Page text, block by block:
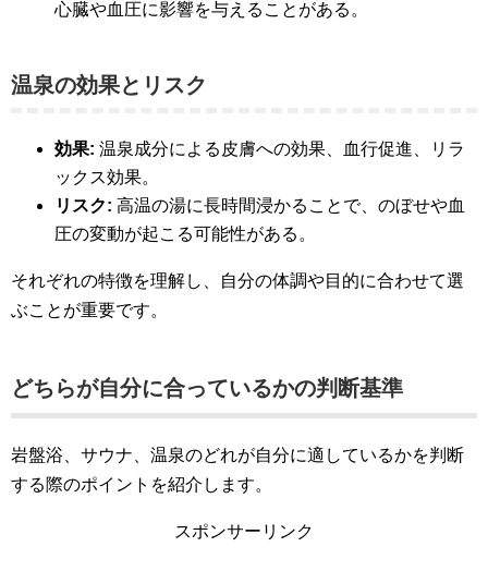
心臓や血圧に影響を与えることがある。
温泉の効果とリスク
効果: 温泉成分による皮膚への効果、血行促進、リラ
ックス効果。
リスク: 高温の湯に長時間浸かることで、のぼせや血
圧の変動が起こる可能性がある。
それぞれの特徴を理解し、自分の体調や目的に合わせて選
ぶことが重要です。
どちらが自分に合っているかの判断基準
岩盤浴、サウナ、温泉のどれが自分に適しているかを判断
する際のポイントを紹介します。
スポンサーリンク